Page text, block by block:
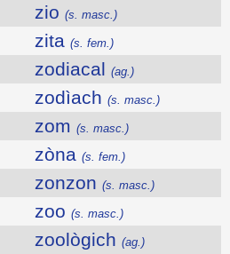
zio (s. masc.)
zita (s. fem.)
zodiacal (ag.)
zodìach (s. masc.)
zom (s. masc.)
zòna (s. fem.)
zonzon (s. masc.)
zoo (s. masc.)
zoològich (ag.)